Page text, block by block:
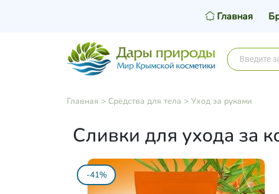
Главная
Главная > Средства для тела > Уход за руками
Сливки для ухода за
-41%